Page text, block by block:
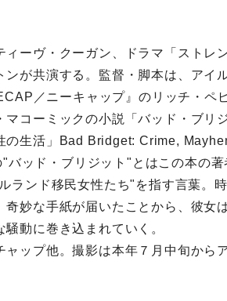
ーヴ・クーガン、ドラマ「ストレ
が共演する。監督・脚本は、アイ
／ニーキャップ』のリッチ・ペ
コーミックの小説「バッド・ブリ
の生活」Bad Bridget: Crime,
ッド・ブリジット"とはこの本の著
ランド移民女性たち"を指す言葉。
妙な手紙が届いたことから、彼女
動に巻き込まれていく。
ップ他。撮影は本年７月中旬から